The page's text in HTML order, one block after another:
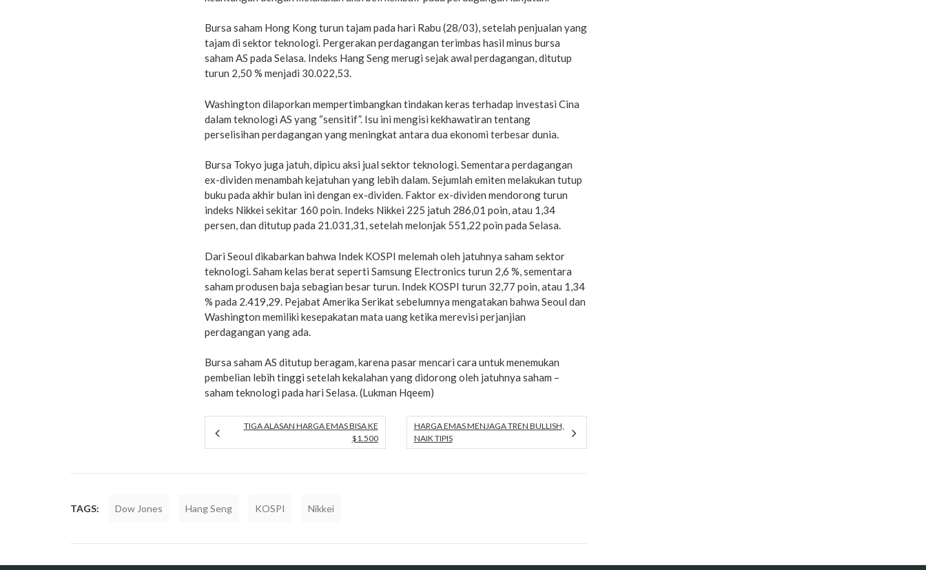
Bursa saham Hong Kong turun tajam pada hari Rabu (28/03), setelah penjualan yang
tajam di sektor teknologi. Pergerakan perdagangan terimbas hasil minus bursa
saham AS pada Selasa. Indeks Hang Seng merugi sejak awal perdagangan, ditutup
turun 2,50 % menjadi 30.022,53.
Washington dilaporkan mempertimbangkan tindakan keras terhadap investasi Cina
dalam teknologi AS yang “sensitif”. Isu ini mengisi kekhawatiran tentang
perselisihan perdagangan yang meningkat antara dua ekonomi terbesar dunia.
Bursa Tokyo juga jatuh, dipicu aksi jual sektor teknologi. Sementara perdagangan
ex-dividen menambah kejatuhan yang lebih dalam. Sejumlah emiten melakukan tutup
buku pada akhir bulan ini dengan ex-dividen. Faktor ex-dividen mendorong turun
indeks Nikkei sekitar 160 poin. Indeks Nikkei 225 jatuh 286,01 poin, atau 1,34
persen, dan ditutup pada 21.031,31, setelah melonjak 551,22 poin pada Selasa.
Dari Seoul dikabarkan bahwa Indek KOSPI melemah oleh jatuhnya saham sektor
teknologi. Saham kelas berat seperti Samsung Electronics turun 2,6 %, sementara
saham produsen baja sebagian besar turun. Indek KOSPI turun 32,77 poin, atau 1,34
% pada 2.419,29. Pejabat Amerika Serikat sebelumnya mengatakan bahwa Seoul dan
Washington memiliki kesepakatan mata uang ketika merevisi perjanjian
perdagangan yang ada.
Bursa saham AS ditutup beragam, karena pasar mencari cara untuk menemukan
pembelian lebih tinggi setelah kekalahan yang didorong oleh jatuhnya saham –
saham teknologi pada hari Selasa. (Lukman Hqeem)
TIGA ALASAN HARGA EMAS BISA KE
$1.500
HARGA EMAS MENJAGA TREN BULLISH,
NAIK TIPIS
TAGS: Dow Jones Hang Seng KOSPI Nikkei